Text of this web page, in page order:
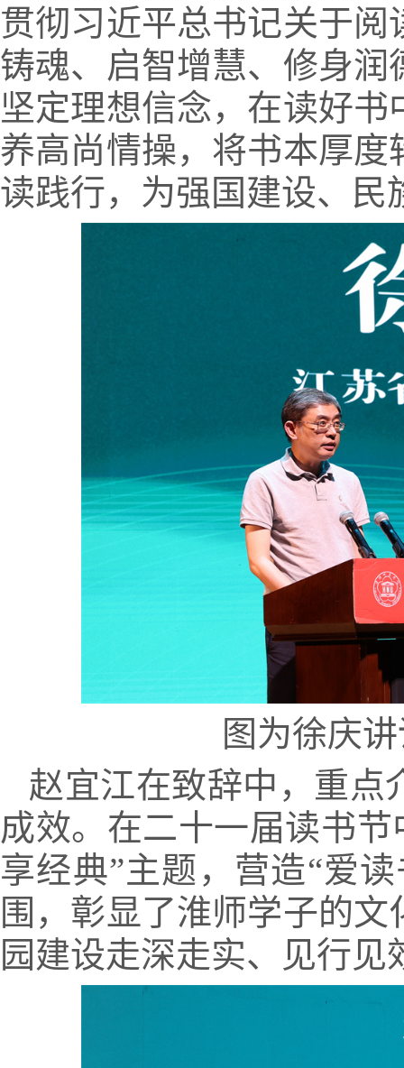
贯彻习近平总书记关于
铸魂、启智增慧、修身
坚定理想信念，在读好
养高尚情操，将书本厚
读践行，为强国建设、民
图为徐庆
赵宜江在致辞中，重点
成效。在二十一届读书
享经典”主题，营造“爱
围，彰显了淮师学子的
园建设走深走实、见行见